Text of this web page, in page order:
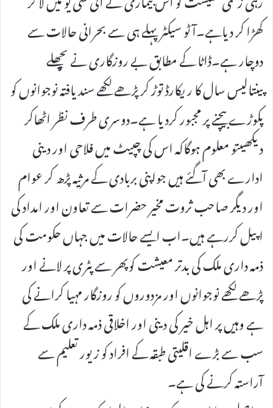
کھڑا کر دیاہے۔آٹو سیکٹر پہلے ہی سے بحرانی حالات سے
دوچار ہے۔ڈاٹا کے مطابق بے روزگاری نے پچھلے
پینتالیس سال کا ریکارڈ توڑ کر پڑھے لکھے سند یافتہ نوجوانوں کو
پکوڑے بیچنے پر مجبور کردیا ہے۔دوسری طرف نظر اٹھاکر
دیکھیںتو معلوم ہوگاکہ اس کی چپیٹ میں فلاحی اور دینی
ادارے بھی آگئے ہیں جواپنی بربادی کے مرثیہ پڑھ کر عوام
اور دیگر صاحب ثروت مخیر حضرات سے تعاون اور امداد کی
اپیل کررہے ہیں۔اب ایسے حالات میں جہاں حکومت کی
ذمہ داری ملک کی بدتر معیشت کوپھر سے پٹری پر لانے اور
پڑھے لکھے نوجوانوں اور مزدوروں کو روزگار مہیا کرانے کی
ہے وہیں پر اہل خیر کی دینی اور اخلاقی ذمہ داری ملک کے
سب سے بڑے اقلیتی طبقہ کے افراد کو زیور تعلیم سے
آراستہ کرنے کی ہے۔